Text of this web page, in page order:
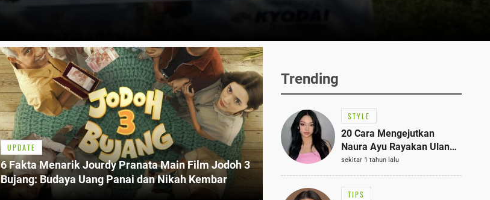
UPDATE
6 Fakta Menarik Jourdy Pranata Main Film Jodoh 3
Bujang: Budaya Uang Panai dan Nikah Kembar
Trending
STYLE
20 Cara Mengejutkan
Naura Ayu Rayakan Ulang
Tahun di Panti Asuhan,
Terlihat Anggun dengan
Kaftan Cokelat
sekitar 1 tahun lalu
TIPS